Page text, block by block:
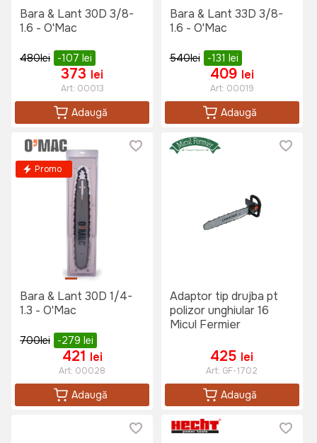
Bara & Lant 30D 3/8-
1.6 - O'Mac
480lei -107 lei
373 lei
Art: 00013
Adaugă
Bara & Lant 33D 3/8-
1.6 - O'Mac
540lei -131 lei
409 lei
Art: 00019
Adaugă
Promo
Bara & Lant 30D 1/4-
1.3 - O'Mac
700lei -279 lei
421 lei
Art: 00028
Adaugă
Adaptor tip drujba pt
polizor unghiular 16
Micul Fermier
425 lei
Art: GF-1702
Adaugă